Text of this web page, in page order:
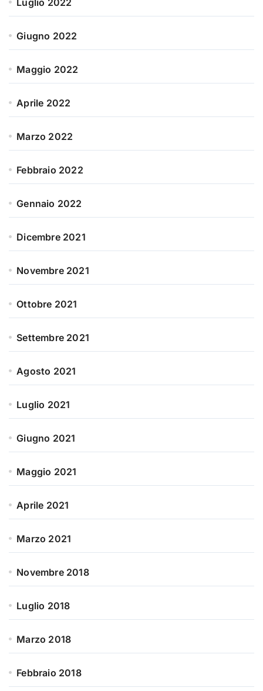
Luglio 2022
Giugno 2022
Maggio 2022
Aprile 2022
Marzo 2022
Febbraio 2022
Gennaio 2022
Dicembre 2021
Novembre 2021
Ottobre 2021
Settembre 2021
Agosto 2021
Luglio 2021
Giugno 2021
Maggio 2021
Aprile 2021
Marzo 2021
Novembre 2018
Luglio 2018
Marzo 2018
Febbraio 2018